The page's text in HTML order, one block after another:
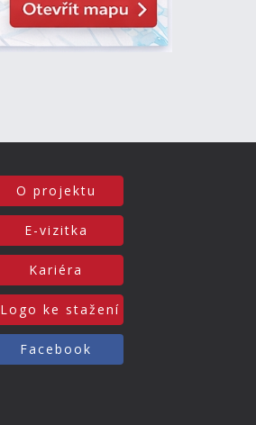
O projektu
E-vizitka
Kariéra
Logo ke stažení
Facebook